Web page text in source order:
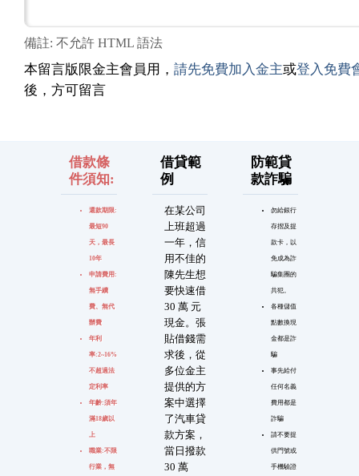
備註: 不允許 HTML 語法
本留言版限金主會員用， 請先免費加入金主或登入免費
後，方可留言
借款條
件須知:
還款期限:
最短90
天，最長
10年
申請費用:
無手續
費、無代
辦費
年利
率:2~16%
不超過法
定利率
年齡:須年
滿18歲以
上
職業:不限
行業，無
借貸範
例
在某公司
上班超過
一年，信
用不佳的
陳先生想
要快速借
30 萬 元
現金。張
貼借錢需
求後，從
多位金主
提供的方
案中選擇
了汽車貸
款方案，
當日撥款
30 萬
防範貸
款詐騙
勿給銀行
存摺及提
款卡，以
免成為詐
騙集團的
共犯。
各種儲值
點數換現
金都是詐
騙
事先給付
任何名義
費用都是
詐騙
請不要提
供門號或
手機驗證